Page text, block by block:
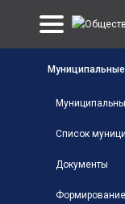
Список
Документы